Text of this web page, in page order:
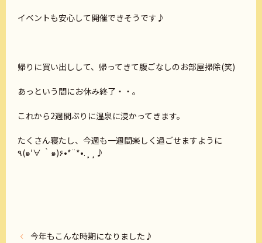
イベントも安心して開催できそうです♪
帰りに買い出しして、帰ってきて腹ごなしのお部屋掃除(笑)
あっという間にお休み終了・・。
これから2週間ぶりに温泉に浸かってきます。
たくさん寝たし、今週も一週間楽しく過ごせますように
٩(๑′∀ ‵๑)۶•*¨*•.¸¸♪
今年もこんな時期になりました♪